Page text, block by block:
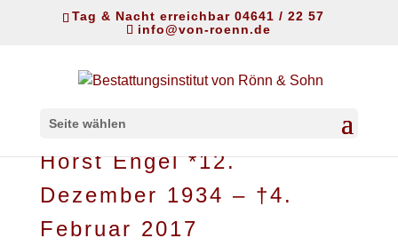
Tag & Nacht erreichbar 04641 / 22 57
info@von-roenn.de
Seite wählen
Horst Engel *12.
Dezember 1934 – †4.
Februar 2017